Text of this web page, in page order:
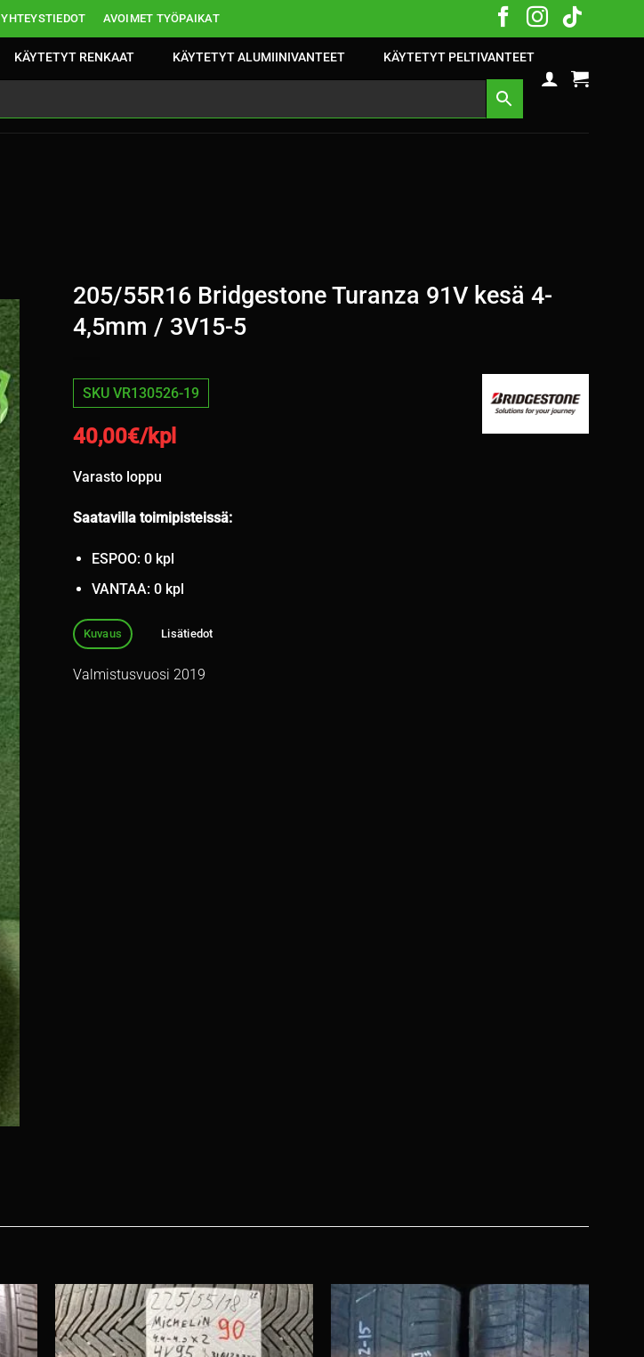
YHTEYSTIEDOT AVOIMET TYÖPAIKAT
KÄYTETYT RENKAAT KÄYTETYT ALUMIINIVANTEET KÄYTETYT PELTIVANTEET
205/55R16 Bridgestone Turanza 91V kesä 4-
4,5mm / 3V15-5
SKU VR130526-19
40,00€/kpl
Varasto loppu
Saatavilla toimipisteissä:
ESPOO: 0 kpl
VANTAA: 0 kpl
Kuvaus Lisätiedot
Valmistusvuosi 2019